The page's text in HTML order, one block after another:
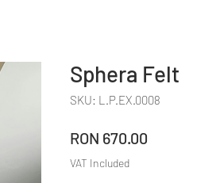
Sphera Felt
SKU: L.P.EX.0008
RON 670.00
VAT Included